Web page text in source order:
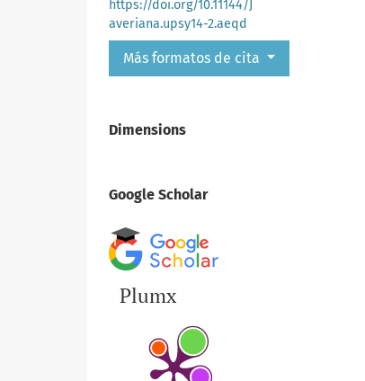
https://doi.org/10.11144/J
averiana.upsy14-2.aeqd
Más formatos de cita
Dimensions
Google Scholar
Plumx